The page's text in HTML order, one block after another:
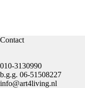
Contact
010-3130990
b.g.g. 06-51508227
info@art4living.nl